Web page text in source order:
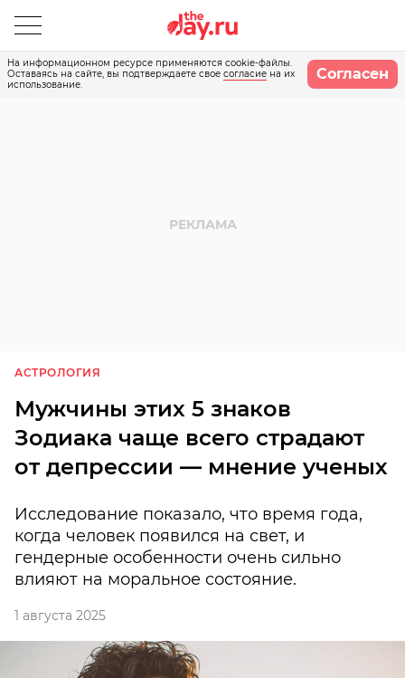
На информационном ресурсе применяются cookie-файлы.
Оставаясь на сайте, вы подтверждаете свое согласие на их
использование.
Согласен
АСТРОЛОГИЯ
Мужчины этих 5 знаков
Зодиака чаще всего страдают
от депрессии — мнение ученых
Исследование показало, что время года,
когда человек появился на свет, и
гендерные особенности очень сильно
влияют на моральное состояние.
1 августа 2025